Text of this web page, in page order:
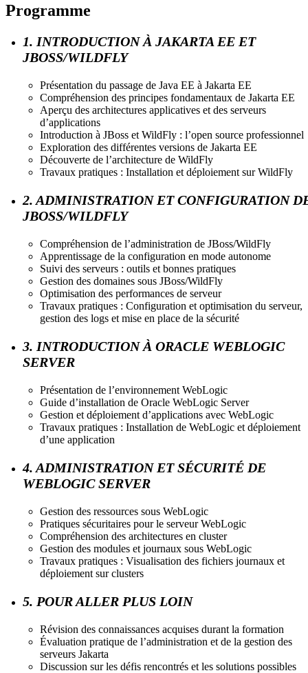
Programme
1. INTRODUCTION À JAKARTA EE ET
JBOSS/WILDFLY
Présentation du passage de Java EE à Jakarta EE
Compréhension des principes fondamentaux de Jakarta EE
Aperçu des architectures applicatives et des serveurs
d’applications
Introduction à JBoss et WildFly : l’open source professionnel
Exploration des différentes versions de Jakarta EE
Découverte de l’architecture de WildFly
Travaux pratiques : Installation et déploiement sur WildFly
2. ADMINISTRATION ET CONFIGURATION
JBOSS/WILDFLY
Compréhension de l’administration de JBoss/WildFly
Apprentissage de la configuration en mode autonome
Suivi des serveurs : outils et bonnes pratiques
Gestion des domaines sous JBoss/WildFly
Optimisation des performances de serveur
Travaux pratiques : Configuration et optimisation du serveur,
gestion des logs et mise en place de la sécurité
3. INTRODUCTION À ORACLE WEBLOGIC
SERVER
Présentation de l’environnement WebLogic
Guide d’installation de Oracle WebLogic Server
Gestion et déploiement d’applications avec WebLogic
Travaux pratiques : Installation de WebLogic et déploiement
d’une application
4. ADMINISTRATION ET SÉCURITÉ DE
WEBLOGIC SERVER
Gestion des ressources sous WebLogic
Pratiques sécuritaires pour le serveur WebLogic
Compréhension des architectures en cluster
Gestion des modules et journaux sous WebLogic
Travaux pratiques : Visualisation des fichiers journaux et
déploiement sur clusters
5. POUR ALLER PLUS LOIN
Révision des connaissances acquises durant la formation
Évaluation pratique de l’administration et de la gestion des
serveurs Jakarta
Discussion sur les défis rencontrés et les solutions possibles